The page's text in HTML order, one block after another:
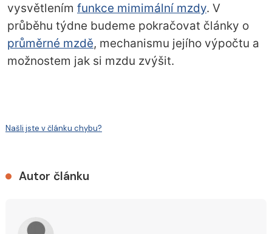
vysvětlením funkce mimimální mzdy. V
průběhu týdne budeme pokračovat články o
průměrné mzdě, mechanismu jejího výpočtu a
možnostem jak si mzdu zvýšit.
Našli jste v článku chybu?
Autor článku